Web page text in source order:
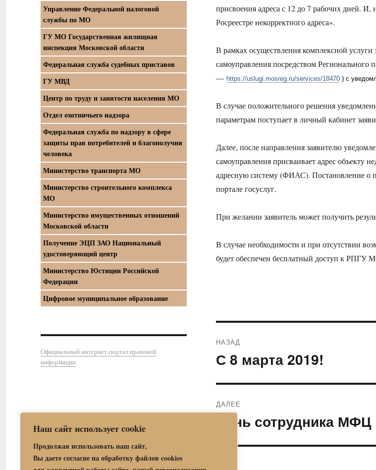
Наш сайт использует cookie
Продолжая использовать наш сайт,
Вы даете согласие на обработку файлов cookies
присвоения адреса с 12 до 7 рабочих дней. И,
Росреестре некорректного адреса».
В рамках осуществления комплексной услуги
самоуправления посредством
— https://uslugi.mosreg.ru/services/18470 ) с
В случае положительного решения
параметрам поступает в личный кабинет
Далее, после направления заявителю
самоуправления присваивает адрес
адресную систему (ФИАС). Постановление о
портале госуслуг.
При желании заявитель может получить
В случае необходимости и при отсутствии
будет обеспечен бесплатный доступ к РПГУ
по
НАЗАД
Предыдущая
С 8 марта 2019!
ДАЛЕЕ
Следующая
День сотрудника МФЦ
Управление Федеральной налоговой
службы по МО
ГУ МО Государственная жилищная
инспекция Московской области
Федеральная служба судебных приставов
ГУ МВД
Центр по труду и занятости населения МО
Отдел охотничьего надзора
Федеральная служба по надзору в сфере
защиты прав потребителей и благополучия
человека
Министерство транспорта МО
Министерство строительного комплекса
МО
Министерство имущественных отношений
Московской области
Получение ЭЦП ЗАО Национальный
удостоверяющий центр
Министерство Юстиции Российской
Федерации
Цифровое муниципальное образование
Официальный интернет-портал правовой
информации